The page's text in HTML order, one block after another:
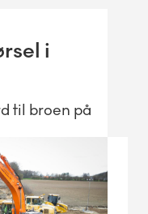
i
til broen på